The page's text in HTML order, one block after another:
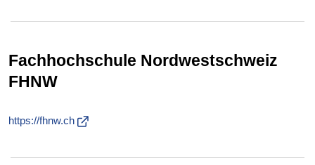
Fachhochschule Nordwestschweiz
FHNW
https://fhnw.ch